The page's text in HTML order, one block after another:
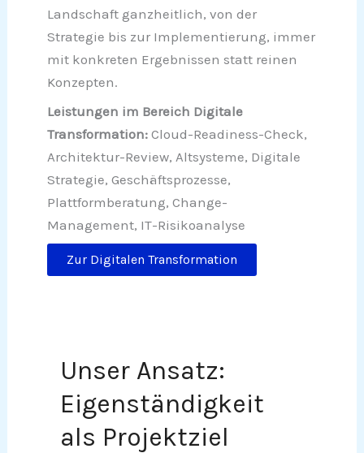
Landschaft ganzheitlich, von der
Strategie bis zur Implementierung, immer
mit konkreten Ergebnissen statt reinen
Konzepten.
Leistungen im Bereich Digitale
Transformation: Cloud-Readiness-Check,
Architektur-Review, Altsysteme, Digitale
Strategie, Geschäftsprozesse,
Plattformberatung, Change-
Management, IT-Risikoanalyse
Zur Digitalen Transformation
Unser Ansatz:
Eigenständigkeit
als Projektziel